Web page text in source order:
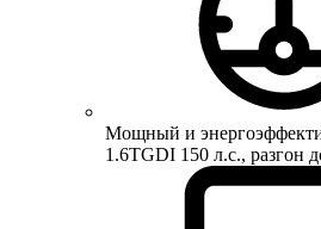
Мощный и
1.6TGDI 150 л.с., разгон